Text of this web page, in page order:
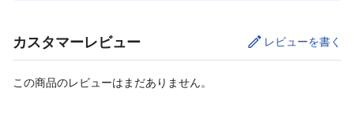
カスタマーレビュー レビューを書く
この商品のレビューはまだありません。